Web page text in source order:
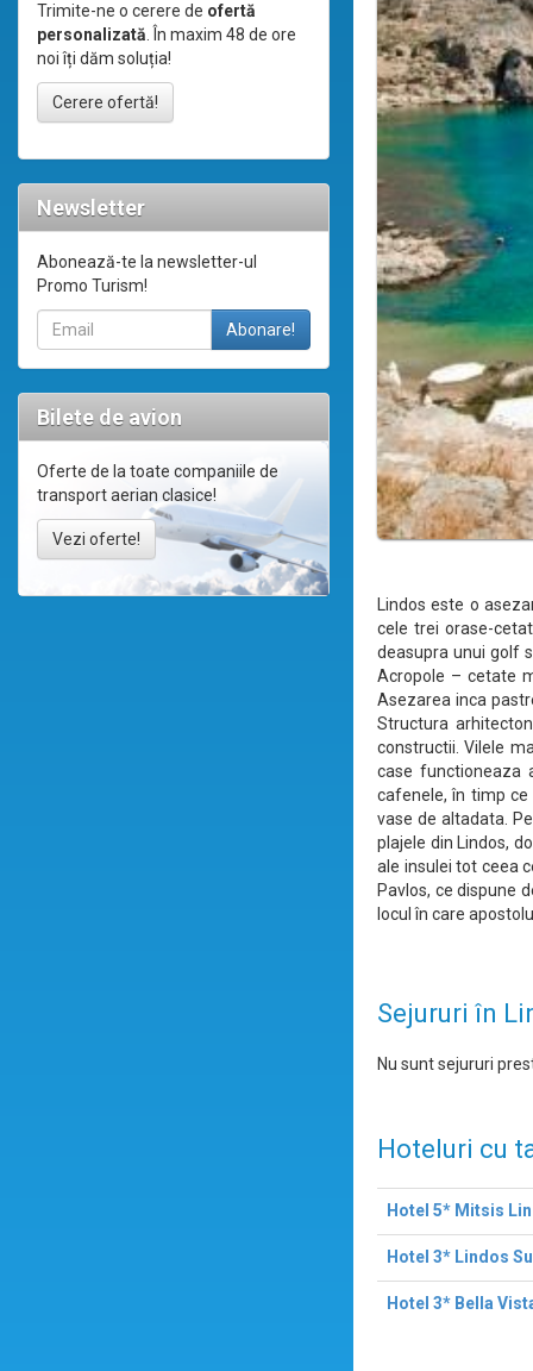
Trimite-ne o cerere de ofertă
personalizată. În maxim 48 de ore
noi îți dăm soluția!
Cerere ofertă!
Newsletter
Abonează-te la newsletter-ul
Promo Turism!
Bilete de avion
Oferte de la toate companiile de
transport aerian clasice!
Vezi oferte!
Lindos este o
cele trei orase-
deasupra unui golf
Acropole – cetate
Asezarea inca
Structura
constructii. Vilele
case functioneaza
cafenele, în timp
vase de altadata.
plajele din Lindos,
ale insulei tot ceea
Pavlos, ce dispune
locul în care
Sejururi în
Nu sunt sejururi
Hoteluri cu
Hotel 5* Mitsis
Hotel 3* Lindos
Hotel 3* Bella